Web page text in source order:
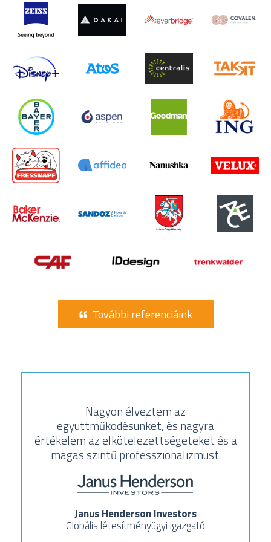
További referenciáink
Nagyon élveztem az
együttműködésünket, és nagyra
értékelem az elkötelezettségeteket és a
magas szintű professzionalizmust.
Janus Henderson Investors
Globális létesítményügyi igazgató